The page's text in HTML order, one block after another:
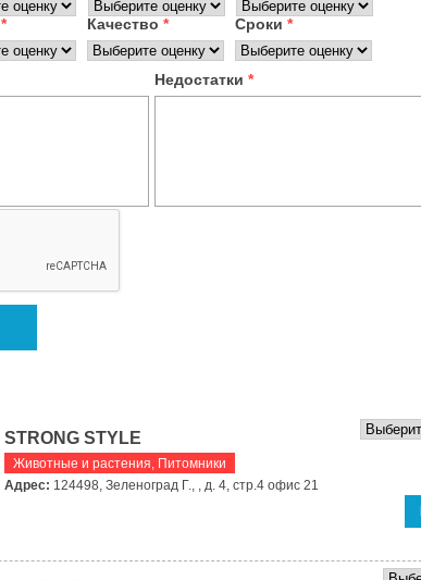
* Качество * Сроки *
Недостатки *
STRONG STYLE
Животные и растения, Питомники
Адрес: 124498, Зеленоград Г., , д. 4, стр.4 офис 21